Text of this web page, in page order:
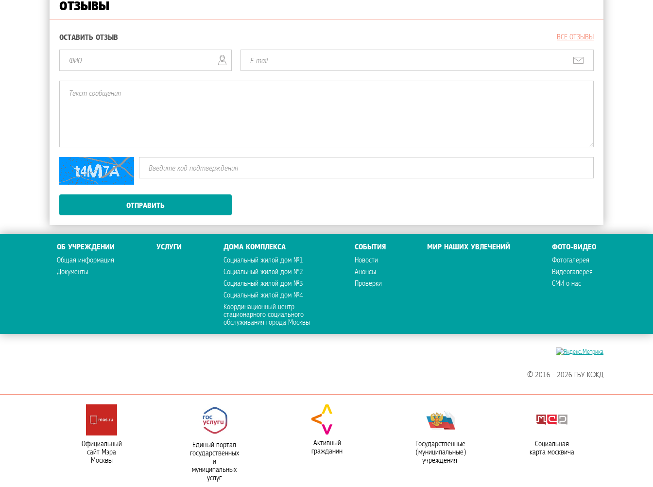
ОТЗЫВЫ
ВСЕ ОТЗЫВЫ
ОСТАВИТЬ ОТЗЫВ
ОТПРАВИТЬ
ОБ УЧРЕЖДЕНИИ
Общая информация
Документы
УСЛУГИ
ДОМА КОМПЛЕКСА
Социальный жилой дом №1
Социальный жилой дом №2
Социальный жилой дом №3
Социальный жилой дом №4
Координационный центр
стационарного социального
обслуживания города Москвы
СОБЫТИЯ
Новости
Анонсы
Проверки
МИР НАШИХ УВЛЕЧЕНИЙ
ФОТО-ВИДЕО
Фотогалерея
Видеогалерея
СМИ о нас
© 2016 - 2026 ГБУ КСЖД
Официальный
сайт Мэра
Москвы
Единый портал
государственных
и
муниципальных
услуг
Активный
гражданин
Государственные
(муниципальные)
учреждения
Социальная
карта москвича